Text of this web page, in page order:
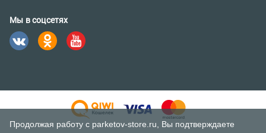
Мы в соцсетях
Продолжая работу с parketov-store.ru, Вы подтверждаете